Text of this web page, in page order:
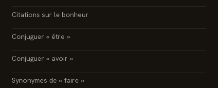
Citations sur le bonheur
Conjuguer « être »
Conjuguer « avoir »
Synonymes de « faire »